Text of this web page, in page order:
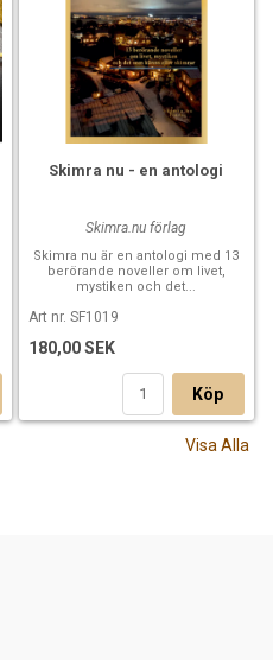
Skimra nu - en antologi
Skimra.nu förlag
Skimra nu är en antologi med 13
berörande noveller om livet,
mystiken och det...
Art nr. SF1019
180,00 SEK
Köp
Visa Alla